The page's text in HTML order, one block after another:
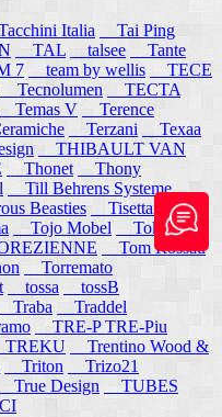
Italia
Tai Ping
TAL talsee
Tante
7 team by wellis
TECE
Tecnolumen
TECTA
Temas V
Terence
Terzani
Texaa
THIBAULT VAN
Thonet
Thony
Till Behrens Systeme
Beasties
Tisettanta
Tojo Mobel
Token
Tom Rossau
Torremato
tossa
tossB
Traba
Traddel
TRE-P TRE-Piu
Trentino Wood &
Triton
Trizo21
True Design
TUBES